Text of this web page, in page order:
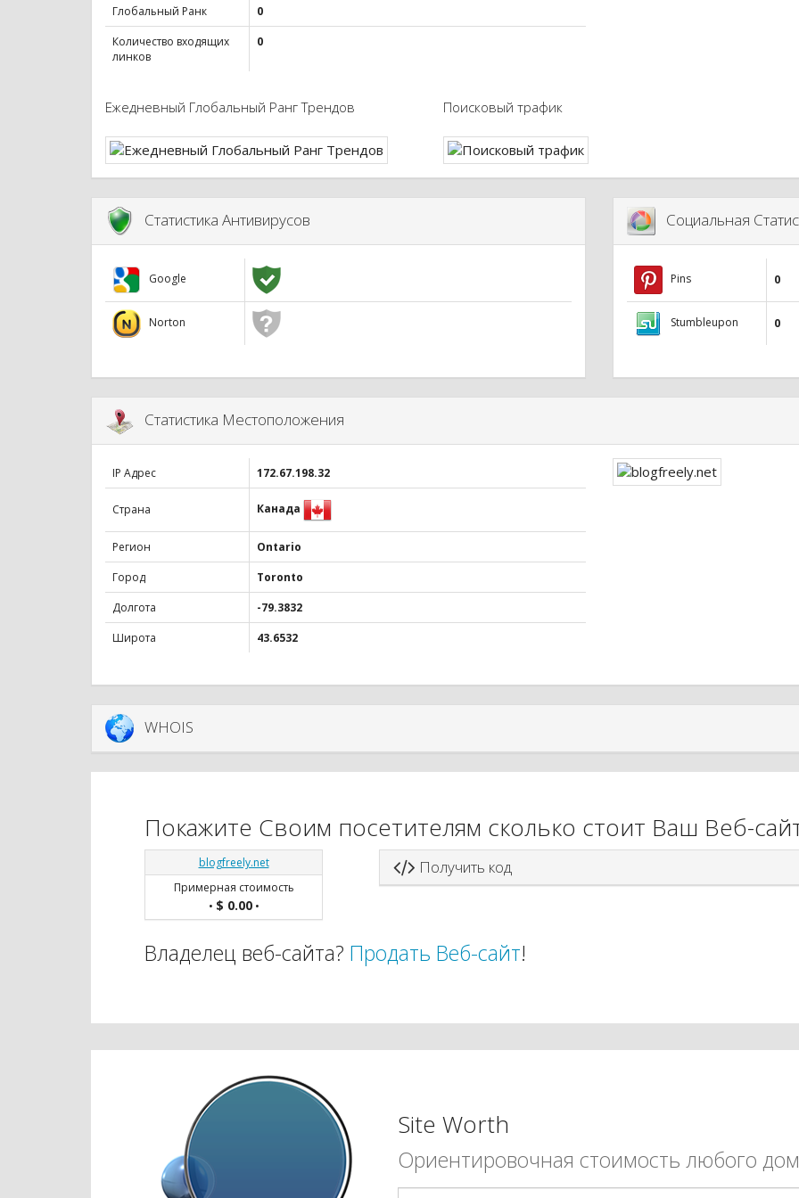
Глобальный Ранк
0
Количество входящих
линков
0
Ежедневный Глобальный Ранг Трендов Поисковый трафик
Статистика Антивирусов
Google
Norton
Социальная
Pins 0
Stumbleupon 0
Статистика Местоположения
IP Адрес 172.67.198.32
Страна Канада
Регион
Ontario
Город
Toronto
Долгота
-79.3832
Широта
43.6532
WHOIS
Покажите Своим посетителям сколько стоит Ваш Веб-
blogfreely.net
Примерная стоимость
• $ 0.00•
Получить код
Владелец веб-сайта? Продать Веб-сайт!
Site Worth
Ориентировочная стоимость любого